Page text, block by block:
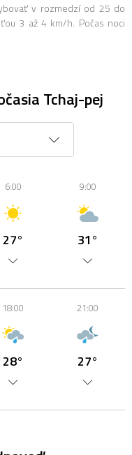
v rozmedzí od 25 do
3 až 4 km/h. Počas noci
Tchaj-pej
6:00
27°
9:00
31°
18:00
28°
21:00
27°